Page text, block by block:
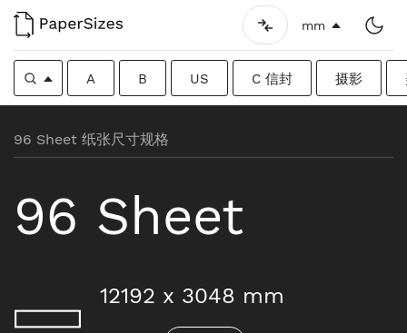
mm
A B US C 信封 摄影
96 Sheet 纸张尺寸规格
96 Sheet
12192 x 3048 mm